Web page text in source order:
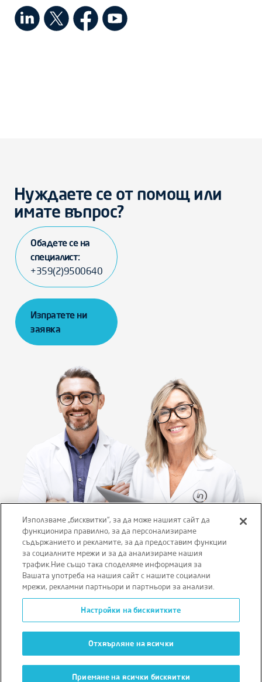
Нуждаете се от помощ или
имате въпрос?
Обадете се на
специалист:
+359(2)9500640
Изпратете ни
заявка
Отказ от отговорност
Правила и условия
Политика за поверителност
Политика за бисквитки
Условия за ползване на уебсайта
Използваме „бисквитки“, за да може нашият сайт да
функционира правилно, за да персонализираме
съдържанието и рекламите, за да предоставим функции
за социалните мрежи и за да анализираме нашия
трафик.Ние също така споделяме информация за
Вашата употреба на нашия сайт с нашите социални
мрежи, рекламни партньори и партньори за анализи.
Настройки на бисквитките
Отхвърляне на всички
Приемане на всички бисквитки